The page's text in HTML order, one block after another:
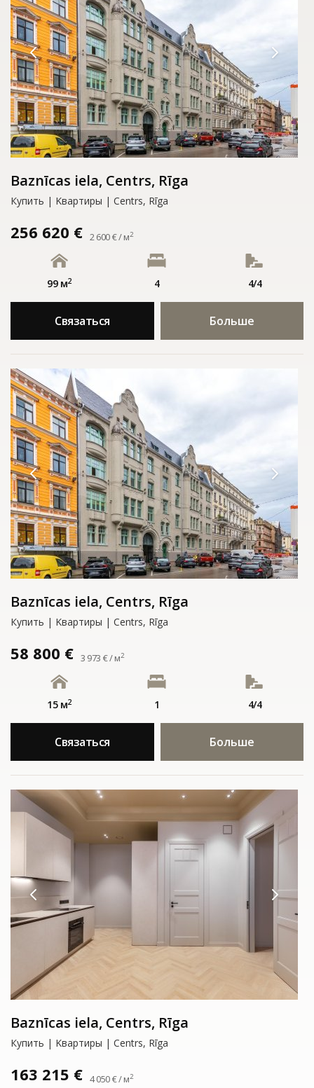
Baznīcas iela, Centrs, Rīga
Купить | Kвартиры | Centrs, Rīga
256 620 € 2 600 € / м2
99 м2 4 4/4
Связаться Больше
Baznīcas iela, Centrs, Rīga
Купить | Kвартиры | Centrs, Rīga
58 800 € 3 973 € / м2
15 м2 1 4/4
Связаться Больше
Baznīcas iela, Centrs, Rīga
Купить | Kвартиры | Centrs, Rīga
163 215 € 4 050 € / м2